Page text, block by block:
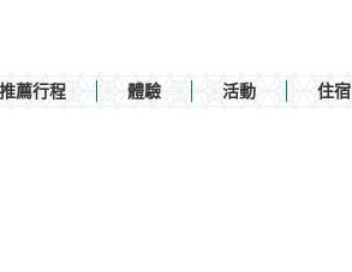
推薦行程 體驗 活動 住宿